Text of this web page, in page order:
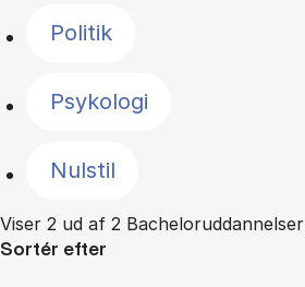
Politik
Psykologi
Nulstil
Viser 2 ud af 2 Bacheloruddannelser
Sortér efter